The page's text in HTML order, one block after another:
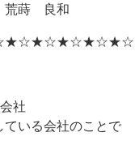
蒔 良和
社
いる会社のことで